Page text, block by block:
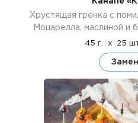
Хрустящая гренка с
Моцарелла, маслиной и
45 г. x 25